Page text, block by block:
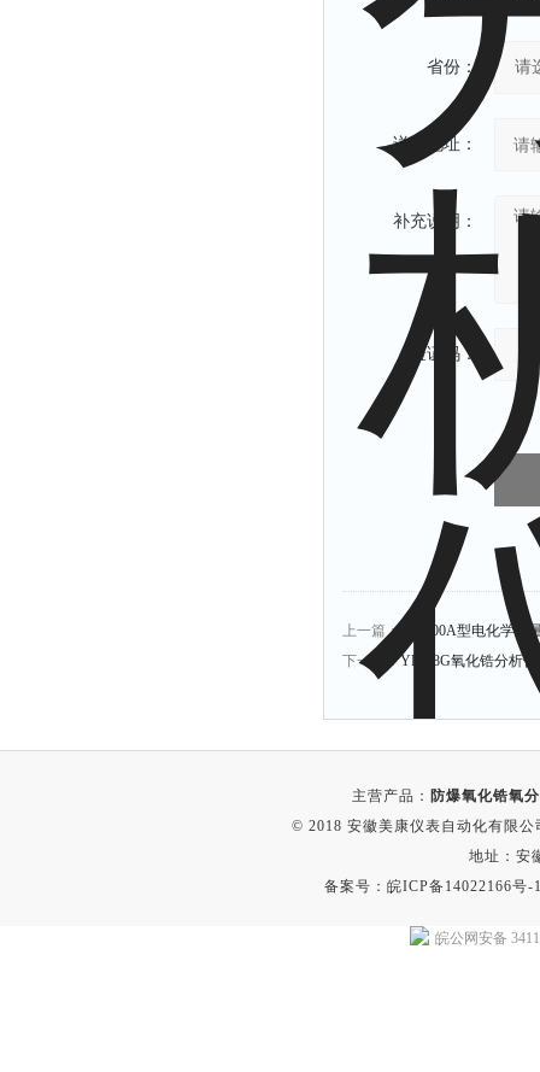
省份：
详细地址：
补充说明：
验证码：
上一篇：
EN-500A型电化学微
下一篇：YB-88G氧化锆分析仪
主营产品： 防爆氧化锆氧
© 2018 安徽美康仪表自动化有限
地址：安
备案号：皖ICP备14022166号-
皖公网安备